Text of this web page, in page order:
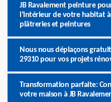
JB Ravalement peinture
l’intérieur de votre habitat
plâtreries et peintures
Nous nous déplaçons
29310 pour vos projets
Transformation parfaite:
votre maison à JB